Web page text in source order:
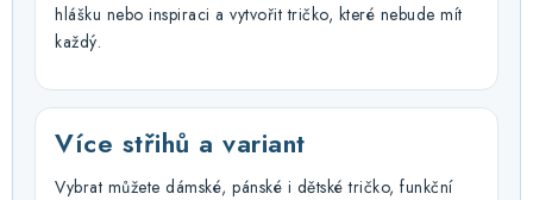
hlášku nebo inspiraci a vytvořit tričko, které nebude mít
každý.
Více střihů a variant
Vybrat můžete dámské, pánské i dětské tričko, funkční